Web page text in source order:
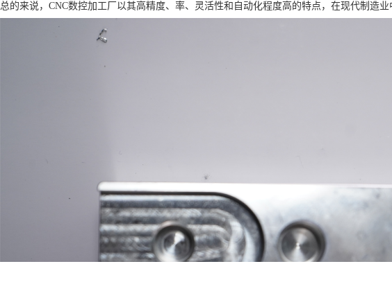
总的来说，CNC数控加工厂以其高精度、率、灵活性和自动化程度高的特点，在现代制造